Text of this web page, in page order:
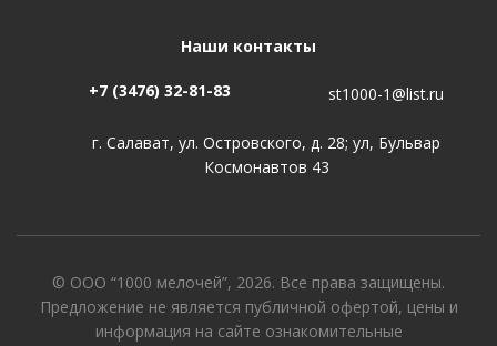
Наши контакты
+7 (3476) 32-81-83 st1000-1@list.ru
г. Салават, ул. Островского, д. 28; ул, Бульвар
Космонавтов 43
© ООО “1000 мелочей”, 2026. Все права защищены.
Предложение не является публичной офертой, цены и
информация на сайте ознакомительные